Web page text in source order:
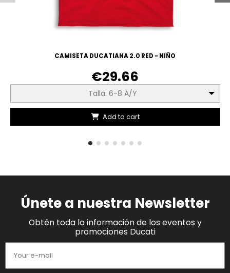
CAMISETA DUCATIANA 2.0 RED - NIÑO
€29.66
Talla: 6-8 A/Y
Add to cart
Únete a nuestra Newsletter
Obtén toda la información de los eventos y
promociones Ducati